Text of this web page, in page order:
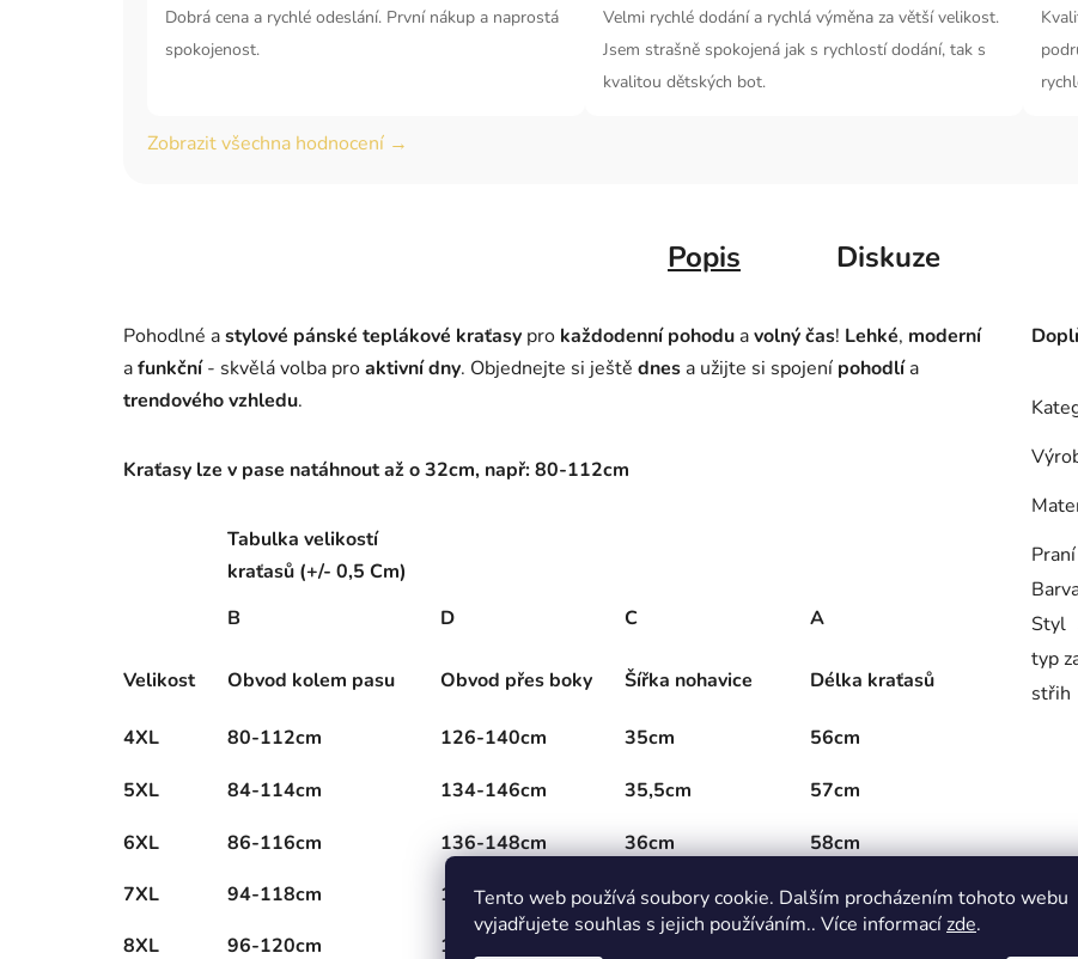
Tento web používá soubory cookie. Dalším procházením tohoto webu
vyjadřujete souhlas s jejich používáním.. Více informacízde.
Dobrá cena a rychlé odeslání. První nákup a naprostá
spokojenost.
Velmi rychlé dodání a rychlá výměna za větší velikost.
Jsem strašně spokojená jak s rychlostí dodání, tak s
kvalitou dětských bot.
Zobrazit všechna hodnocení →
Popis Diskuze
Pohodlné astylové pánské teplákové kraťasy pro každodenní pohodu avolný čas! Lehké, moderní
afunkční- skvělá volba proaktivní dny. Objednejte si ještě dnes a užijte si spojení pohodlía
trendového vzhledu.
Kraťasy lze v pase natáhnout až o 32cm, např: 80-112cm
Tabulka velikostí
kraťasů (+/- 0,5 Cm)
B
D C A
Velikost Obvod kolem pasu Obvod přes boky Šířka nohavice Délka kraťasů
4XL 80-112cm 126-140cm 35cm
56cm
5XL
84-114cm 134-146cm 35,5cm
57cm
6XL
86-116cm 136-148cm 36cm
58cm
7XL
94-118cm 140-154cm 36,5cm
59cm
8XL
96-120cm 142-158cm
Praní
Styl
typ
střih